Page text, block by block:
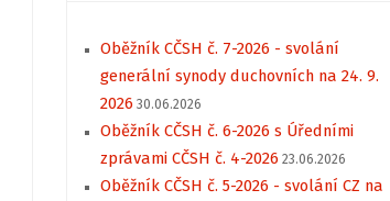
Oběžník CČSH č. 7-2026 - svolání
generální synody duchovních na 24. 9.
2026 30.06.2026
Oběžník CČSH č. 6-2026 s Úředními
zprávami CČSH č. 4-2026 23.06.2026
Oběžník CČSH č. 5-2026 - svolání CZ na